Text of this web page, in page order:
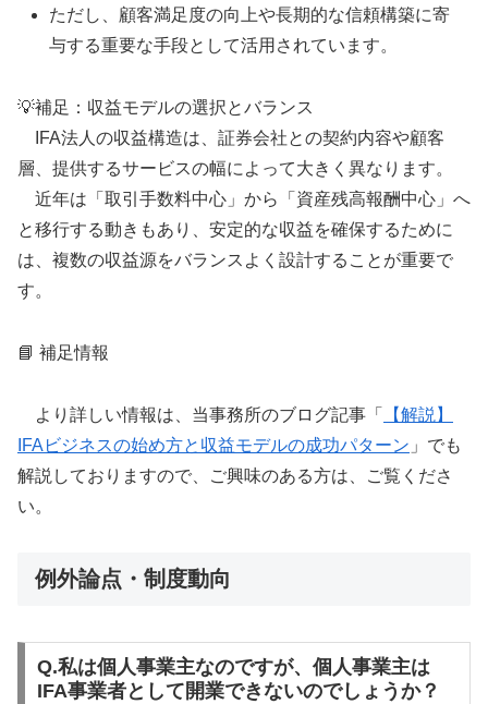
ただし、顧客満足度の向上や長期的な信頼構築に寄
与する重要な手段として活用されています。
💡補足：収益モデルの選択とバランス
IFA法人の収益構造は、証券会社との契約内容や顧客
層、提供するサービスの幅によって大きく異なります。
近年は「取引手数料中心」から「資産残高報酬中心」へ
と移行する動きもあり、安定的な収益を確保するために
は、複数の収益源をバランスよく設計することが重要で
す。
📘 補足情報
より詳しい情報は、当事務所のブログ記事「
【解説】
IFAビジネスの始め方と収益モデルの成功パターン 」でも
解説しておりますので、ご興味のある方は、ご覧くださ
い。
例外論点・制度動向
Q.私は個人事業主なのですが、個人事業主は
IFA事業者として開業できないのでしょうか？